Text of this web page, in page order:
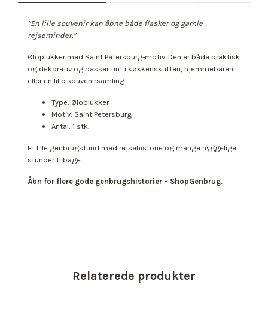
“En lille souvenir kan åbne både flasker og gamle
rejseminder.”
Øloplukker med Saint Petersburg-motiv. Den er både praktisk
og dekorativ og passer fint i køkkenskuffen, hjemmebaren
eller en lille souvenirsamling.
Type: Øloplukker
Motiv: Saint Petersburg
Antal: 1 stk.
Et lille genbrugsfund med rejsehistorie og mange hyggelige
stunder tilbage.
Åbn for flere gode genbrugshistorier – ShopGenbrug.